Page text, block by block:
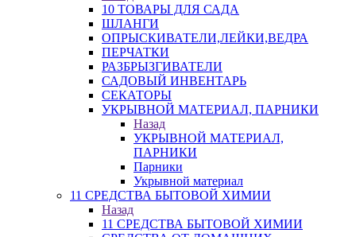
10 ТОВАРЫ ДЛЯ САДА
ШЛАНГИ
ОПРЫСКИВАТЕЛИ,ЛЕЙКИ,ВЕДРА
ПЕРЧАТКИ
РАЗБРЫЗГИВАТЕЛИ
САДОВЫЙ ИНВЕНТАРЬ
СЕКАТОРЫ
УКРЫВНОЙ МАТЕРИАЛ, ПАРНИКИ
Назад
УКРЫВНОЙ МАТЕРИАЛ,
ПАРНИКИ
Парники
Укрывной материал
11 СРЕДСТВА БЫТОВОЙ ХИМИИ
Назад
11 СРЕДСТВА БЫТОВОЙ ХИМИИ